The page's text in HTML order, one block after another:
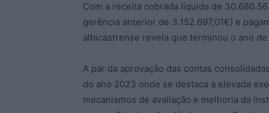
Com a receita cobrada líquida de
gerência anterior de 3.152.697,01€) e
albicastrense revela que terminou o ano
A par da aprovação das contas
do ano 2023 onde se destaca a elevada
mecanismos de avaliação e melhoria da